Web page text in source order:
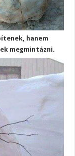
hanem
megmintázni.